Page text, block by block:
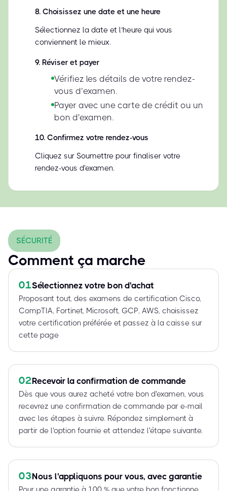
8. Choisissez une date et une heure
Sélectionnez la date et l’heure qui vous
conviennent le mieux.
9. Réviser et payer
Vérifiez les détails de votre rendez-
vous d’examen.
Payer avec une carte de crédit ou un
bon d'examen.
10. Confirmez votre rendez-vous
Cliquez sur Soumettre pour finaliser votre
rendez-vous d'examen.
SÉCURITÉ
Comment ça marche
01Sélectionnez votre bon d'achat
Proposant tout, des examens de certification Cisco,
CompTIA, Fortinet, Microsoft, GCP, AWS, choisissez
votre certification préférée et passez à la caisse sur
cette page
02Recevoir la confirmation de commande
Dès que vous aurez acheté votre bon d'examen, vous
recevrez une confirmation de commande par e-mail
avec les étapes à suivre. Répondez simplement à
partir de l'option fournie et attendez l'étape suivante.
03Nous l'appliquons pour vous, avec garantie